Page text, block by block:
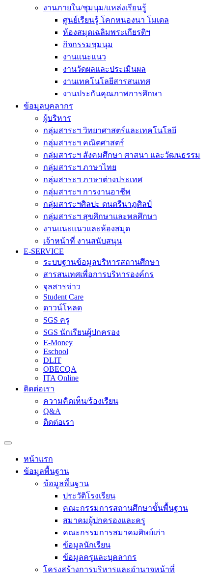
งานภายใน/ชุมนุม/แหล่งเรียนรู้
ศูนย์เรียนรู้ โคกหนองนา โมเดล
ห้องสมุดเฉลิมพระเกียรติฯ
กิจกรรมชุมนุม
งานแนะแนว
งานวัดผลและประเมินผล
งานเทคโนโลยีสารสนเทศ
งานประกันคุณภาพการศึกษา
ข้อมูลบุคลากร
ผู้บริหาร
กลุ่มสาระฯ วิทยาศาสตร์และเทคโนโลยี
กลุ่มสาระฯ คณิตศาสตร์
กลุ่มสาระฯ สังคมศึกษา ศาสนา และวัฒนธรรม
กลุ่มสาระฯ ภาษาไทย
กลุ่มสาระฯ ภาษาต่างประเทศ
กลุ่มสาระฯ การงานอาชีพ
กลุ่มสาระฯศิลปะ ดนตรีนาฏศิลป์
กลุ่มสาระฯ สุขศึกษาและพลศึกษา
งานแนะแนวและห้องสมุด
เจ้าหน้าที่ งานสนับสนุน
E-SERVICE
ระบบฐานข้อมูลบริหารสถานศึกษา
สารสนเทศเพื่อการบริหารองค์กร
จุลสารข่าว
Student Care
ดาวน์โหลด
SGS ครู
SGS นักเรียนผู้ปกครอง
E-Money
Eschool
DLIT
OBECQA
ITA Online
ติดต่อเรา
ความคิดเห็น/ร้องเรียน
Q&A
ติดต่อเรา
หน้าแรก
ข้อมูลพื้นฐาน
ข้อมูลพื้นฐาน
ประวัติโรงเรียน
คณะกรรมการสถานศึกษาขั้นพื้นฐาน
สมาคมผู้ปกครองและครู
คณะกรรมการสมาคมศิษย์เก่า
ข้อมูลนักเรียน
ข้อมูลครูและบุคลากร
โครงสร้างการบริหารและอำนาจหน้าที่